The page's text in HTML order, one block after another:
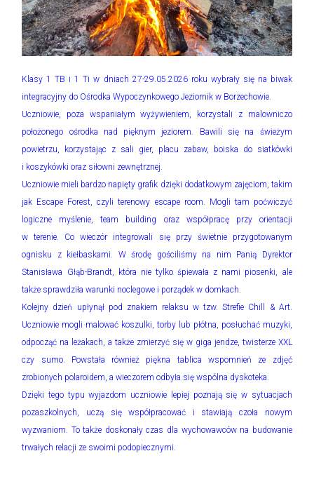
Klasy 1 TB i 1 Ti w dniach 27-29.05.2026 roku wybrały się na biwak
integracyjny do Ośrodka Wypoczynkowego Jeziornik w Borzechowie.
Uczniowie, poza wspaniałym wyżywieniem, korzystali z malowniczo
położonego ośrodka nad pięknym jeziorem. Bawili się na świeżym
powietrzu, korzystając z sali gier, placu zabaw, boiska do siatkówki
i koszykówki oraz siłowni zewnętrznej.
Uczniowie mieli bardzo napięty grafik dzięki dodatkowym zajęciom, takim
jak Escape Forest, czyli terenowy escape room. Mogli tam poćwiczyć
logiczne myślenie, team building oraz współpracę przy orientacji
w terenie. Co wieczór integrowali się przy świetnie przygotowanym
ognisku z kiełbaskami. W środę gościliśmy na nim Panią Dyrektor
Stanisława Głąb-Brandt, która nie tylko śpiewała z nami piosenki, ale
także sprawdziła warunki noclegowe i porządek w domkach.
Kolejny dzień upłynął pod znakiem relaksu w tzw. Strefie Chill & Art.
Uczniowie mogli malować koszulki, torby lub płótna, posłuchać muzyki,
odpocząć na leżakach, a także zmierzyć się w giga jendze, twisterze XXL
czy sumo. Powstała również piękna tablica wspomnień ze zdjęć
zrobionych polaroidem, a wieczorem odbyła się wspólna dyskoteka.
Dzięki tego typu wyjazdom uczniowie lepiej poznają się w sytuacjach
pozaszkolnych, uczą się współpracować i stawiają czoła nowym
wyzwaniom. To także doskonały czas dla wychowawców na budowanie
trwałych relacji ze swoimi podopiecznymi.